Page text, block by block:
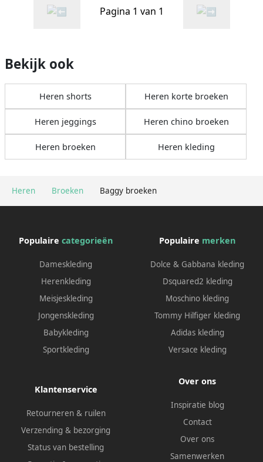
Heren Broeken Baggy broeken
Pagina 1 van 1
Bekijk ook
Heren shorts Heren korte broeken
Heren jeggings Heren chino broeken
Heren broeken Heren kleding
Populaire categorieën
Dameskleding
Herenkleding
Meisjeskleding
Jongenskleding
Babykleding
Sportkleding
Populaire merken
Dolce & Gabbana kleding
Dsquared2 kleding
Moschino kleding
Tommy Hilfiger kleding
Adidas kleding
Versace kleding
Klantenservice
Retourneren & ruilen
Verzending & bezorging
Status van bestelling
Over ons
Inspiratie blog
Contact
Over ons
Samenwerken